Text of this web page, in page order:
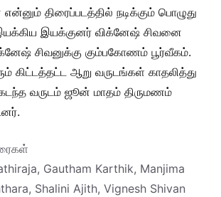
என்னும் திரைப்படத்தில் நடிக்கும் பொழுது
இயக்குனர் விக்னேஷ் சிவனை
சிவனுக்கு கும்பகோணம் பூர்வீகம்.
கிட்டத்தட்ட ஆறு வருடங்கள் காதலித்து
வருடம் ஜூன் மாதம் திருமணம்
, Gautham Karthik, Manjima
, Shalini Ajith, Vignesh Shivan